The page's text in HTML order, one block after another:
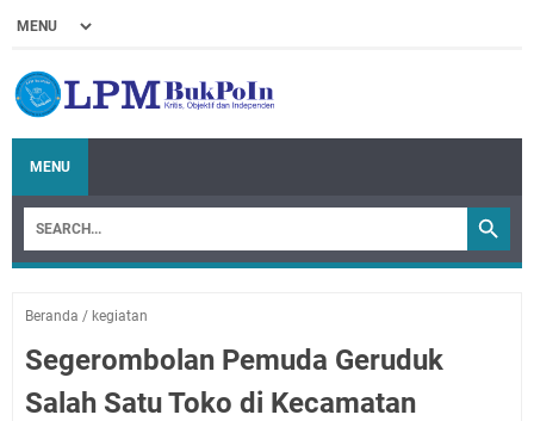
MENU
Beranda / kegiatan
Segerombolan Pemuda Geruduk
Salah Satu Toko di Kecamatan